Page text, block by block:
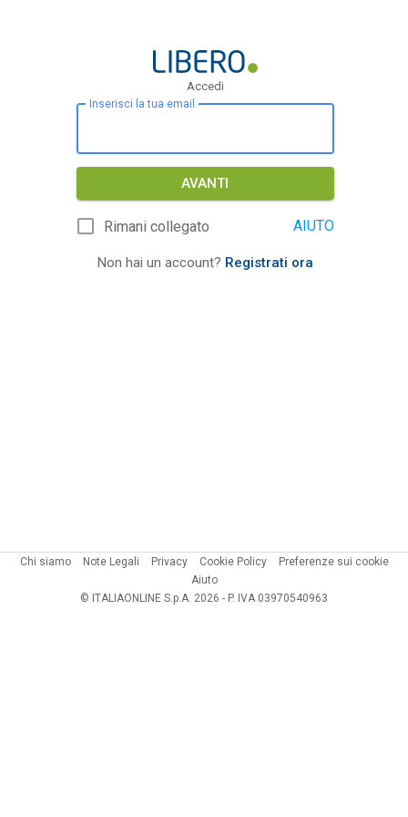
Accedi
Inserisci la tua email
AVANTI
Rimani collegato AIUTO
Non hai un account? Registrati ora
Chi siamo Note Legali Privacy Cookie Policy
Preferenze sui cookie
Aiuto
© ITALIAONLINE S.p.A. 2026 - P. IVA 03970540963